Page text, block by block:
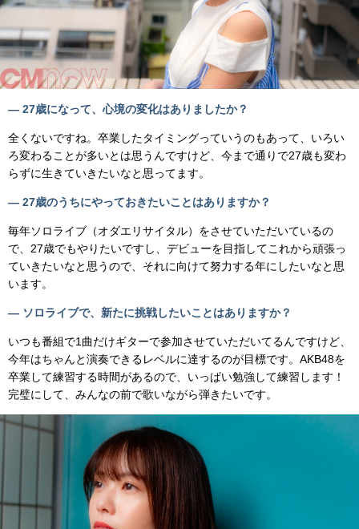
— 27歳になって、心境の変化はありましたか？
全くないですね。卒業したタイミングっていうのもあって、いろい
ろ変わることが多いとは思うんですけど、今まで通りで27歳も変わ
らずに生きていきたいなと思ってます。
— 27歳のうちにやっておきたいことはありますか？
毎年ソロライブ（オダエリサイタル）をさせていただいているの
で、27歳でもやりたいですし、デビューを目指してこれから頑張っ
ていきたいなと思うので、それに向けて努力する年にしたいなと思
います。
— ソロライブで、新たに挑戦したいことはありますか？
いつも番組で1曲だけギターで参加させていただいてるんですけど、
今年はちゃんと演奏できるレベルに達するのが目標です。AKB48を
卒業して練習する時間があるので、いっぱい勉強して練習します！
完璧にして、みんなの前で歌いながら弾きたいです。